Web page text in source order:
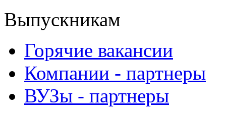
Выпускникам
Горячие вакансии
Компании - партнеры
ВУЗы - партнеры